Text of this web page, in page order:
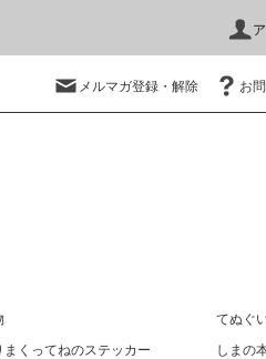
メルマガ登録・解除 お
てぬぐ
まくってねのステッカー しまの